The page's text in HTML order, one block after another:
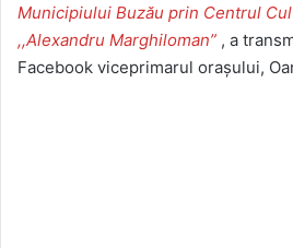
Municipiului Buzău prin Centrul
,,Alexandru Marghiloman” , a
Facebook viceprimarul orașului,